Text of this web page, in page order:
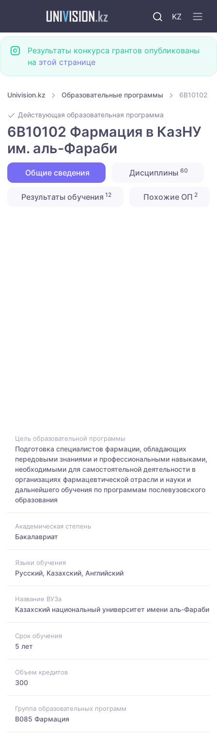
KZ
Результаты конкурса грантов опубликованы
на этой странице
Univision.kz Образовательные программы 6B10102
Действующая образовательная программа
6B10102 Фармация в КазНУ
им. аль-Фараби
Общие сведения Дисциплины 60
Результаты обучения 12 Похожие ОП 2
Цель образовательной программы
Подготовка специалистов фармации, обладающих
передовыми знаниями и профессиональными навыками,
необходимыми для самостоятельной деятельности в
организациях фармацевтической отрасли и науки и
дальнейшего обучения по программам послевузовского
образования
Академическая степень
Бакалавриат
Языки обучения
Русский, Казахский, Английский
Название ВУЗа
Казахский национальный университет имени аль-Фараби
Срок обучения
5 лет
Объем кредитов
300
Группа образовательных программ
B085 Фармация